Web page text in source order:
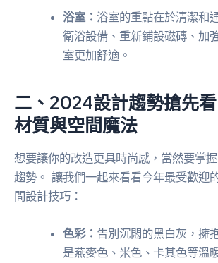
浴室： 浴室的重點在於清潔和
衛浴設備、重新鋪設磁磚、加
室更加舒適。
二、2024設計趨勢搶先看
材質與空間魔法
想要讓你的改造更具時尚感，當然要掌
趨勢。 讓我們一起來看看今年最受歡迎
間設計技巧：
色彩： 告別沉悶的黑白灰，擁
是燕麥色、米色、卡其色等溫